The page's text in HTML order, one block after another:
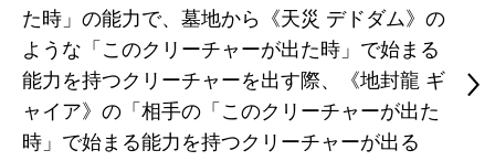
た時」の能力で、墓地から《天災 デドダム》の
ような「このクリーチャーが出た時」で始まる
能力を持つクリーチャーを出す際、《地封龍 ギ
ャイア》の「相手の「このクリーチャーが出た
時」で始まる能力を持つクリーチャーが出る